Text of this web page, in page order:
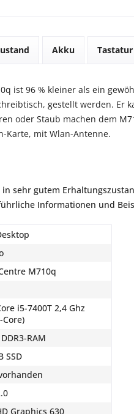
Akku Tastatur
ist 96 % kleiner als ein
gestellt werden. Er
oder Staub machen dem
Karte, mit Wlan-Antenne.
sehr gutem
Informationen und
M710q
i5-7400T 2,4 Ghz
Core)
RAM
SSD
Graphics 630